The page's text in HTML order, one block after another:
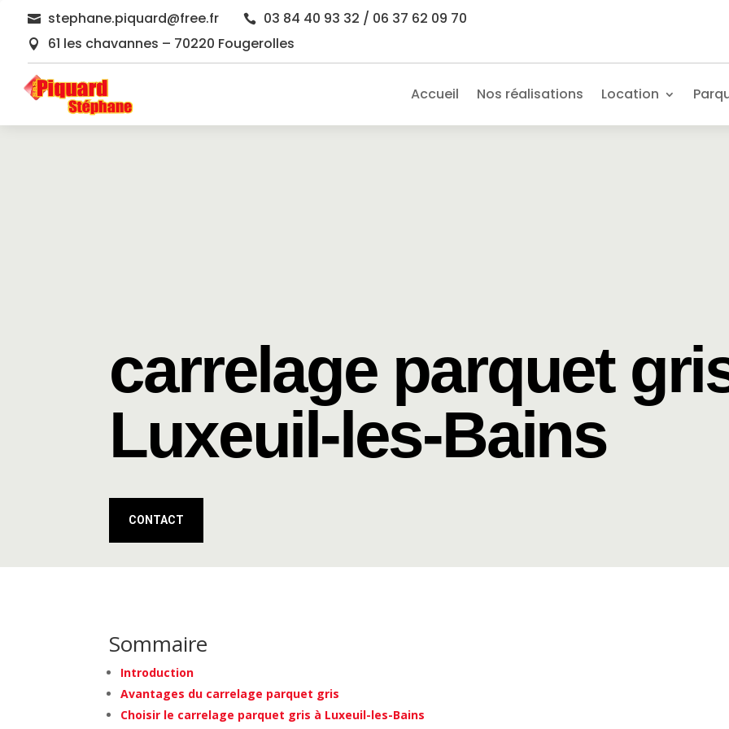
 stephane.piquard@free.fr  03 84 40 93 32 / 06 37 62 09 70
 61 les chavannes – 70220 Fougerolles
Accueil Nos réalisations Location
carrelage parquet
Luxeuil-les-Bains
CONTACT
Sommaire
Introduction
Avantages du carrelage parquet gris
Choisir le carrelage parquet gris à Luxeuil-les-Bains